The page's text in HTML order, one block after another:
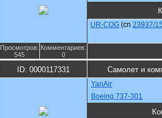
UR-COG (cn 23937/
Просмотров:
545
Комментариев:
0
ID: 0000117331 Самолет и
YanAir
Boeing 737-301